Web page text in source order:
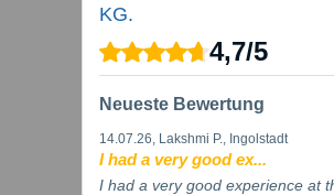
KG.
4,7/5
Neueste Bewertung
14.07.26, Lakshmi P., Ingolstadt
I had a very good ex...
I had a very good experience at